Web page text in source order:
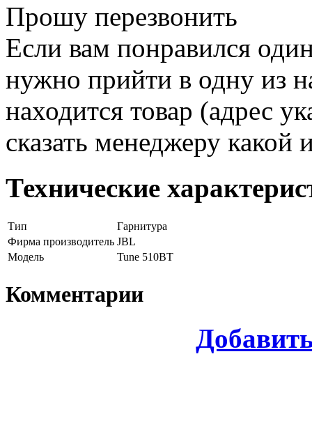
Прошу перезвонить
Если вам понравился
нужно прийти в одну из
находится товар (адрес
сказать менеджеру
Технические
Тип
Гарнитура
Фирма производитель JBL
Модель
Tune 510BT
Комментарии